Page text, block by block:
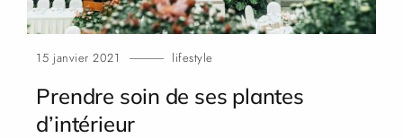
15 janvier 2021 lifestyle
Prendre soin de ses plantes
d’intérieur